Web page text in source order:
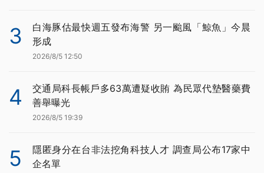
3
白海豚估最快週五發布海警 另一颱風「鯨魚」今晨
形成
2026/8/5 12:50
4
交通局科長帳戶多63萬遭疑收賄 為民眾代墊醫藥費
善舉曝光
2026/8/5 19:39
5
隱匿身分在台非法挖角科技人才 調查局公布17家中
企名單